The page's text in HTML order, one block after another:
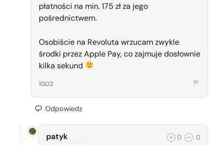
płatności na min. 175 zł za jego
pośrednictwem.
Osobiście na Revoluta wrzucam zwykle
środki przez Apple Pay, co zajmuje dosłownie
kilka sekund
10.02
Odpowiedz
patyk 0 0